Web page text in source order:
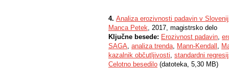
4. Analiza erozivnosti padavin v
Manca Petek, 2017, magistrsko delo
Ključne besede: Erozivnost padavin,
SAGA, analiza trenda, Mann-Kendall ,
kazalnik občutljivosti, standardni
Celotno besedilo (datoteka, 5,30 MB)